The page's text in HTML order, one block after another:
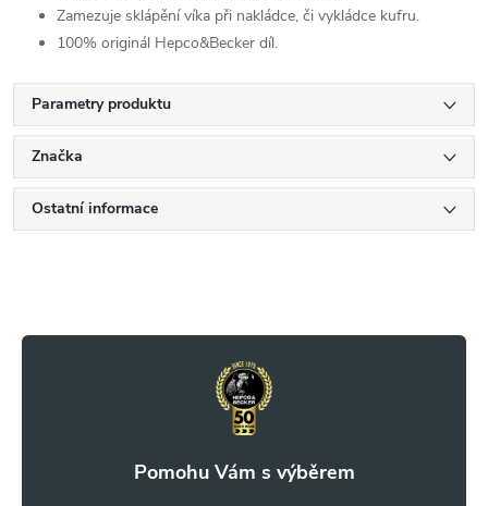
Zamezuje sklápění víka při nakládce, či vykládce kufru.
100% originál Hepco&Becker díl.
Parametry produktu
Značka
Ostatní informace